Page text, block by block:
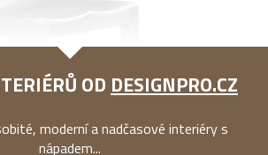
OD DESIGNPRO.CZ
moderní a nadčasové interiéry s
nápadem...